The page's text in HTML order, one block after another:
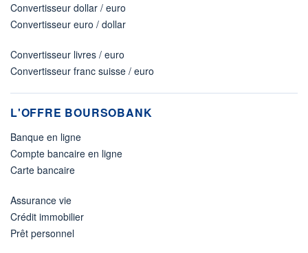
Convertisseur dollar / euro
Convertisseur euro / dollar
Convertisseur livres / euro
Convertisseur franc suisse / euro
L'OFFRE BOURSOBANK
Banque en ligne
Compte bancaire en ligne
Carte bancaire
Assurance vie
Crédit immobilier
Prêt personnel